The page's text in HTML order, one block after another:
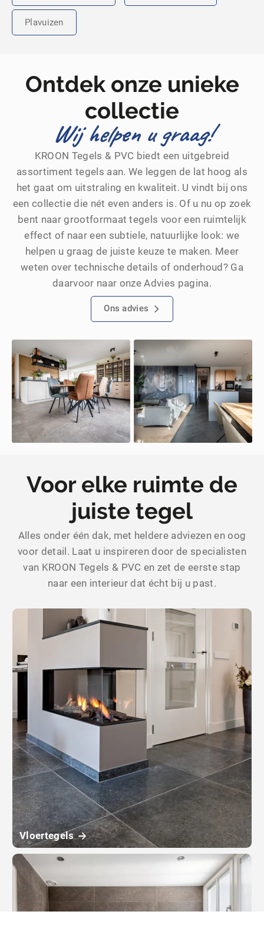
Plavuizen
Ontdek onze unieke
collectie
Wij helpen u graag!
KROON Tegels & PVC biedt een uitgebreid
assortiment tegels aan. We leggen de lat hoog als
het gaat om uitstraling en kwaliteit. U vindt bij ons
een collectie die nét even anders is. Of u nu op zoek
bent naar grootformaat tegels voor een ruimtelijk
effect of naar een subtiele, natuurlijke look: we
helpen u graag de juiste keuze te maken. Meer
weten over technische details of onderhoud? Ga
daarvoor naar onze Advies pagina.
Ons advies
Voor elke ruimte de
juiste tegel
Alles onder één dak, met heldere adviezen en oog
voor detail. Laat u inspireren door de specialisten
van KROON Tegels & PVC en zet de eerste stap
naar een interieur dat écht bij u past.
Vloertegels